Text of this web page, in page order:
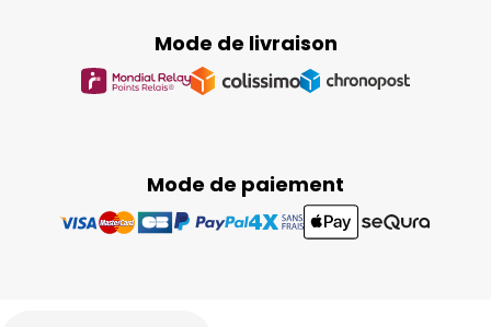
Mode de paiement
Mode de livraison